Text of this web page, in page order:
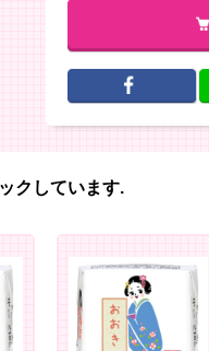
クしています.